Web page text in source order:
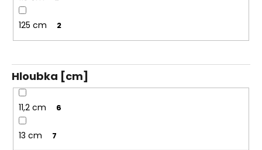
125 cm 2
Hloubka [cm]
11,2 cm 6
13 cm 7